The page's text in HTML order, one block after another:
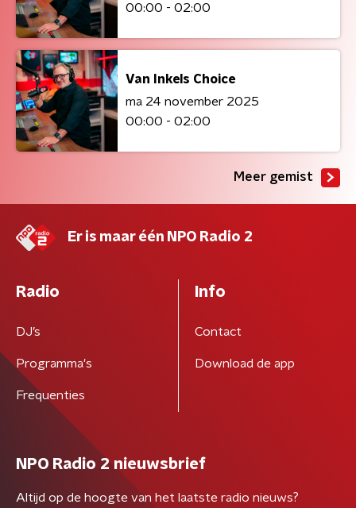
00:00 - 02:00
Van Inkels Choice
ma 24 november 2025
00:00 - 02:00
Meer gemist
Er is maar één NPO Radio 2
Radio
DJ’s
Programma's
Frequenties
Info
Contact
Download de app
NPO Radio 2 nieuwsbrief
Altijd op de hoogte van het laatste radio nieuws?